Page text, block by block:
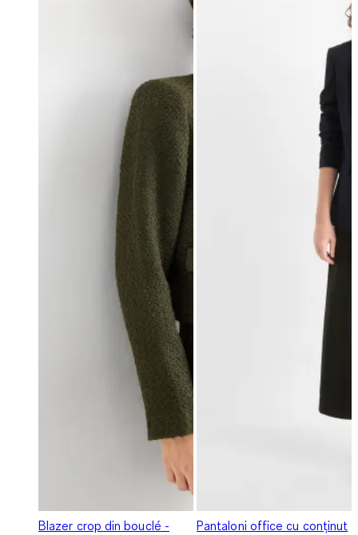
Blazer crop din bouclé -
Pantaloni office cu conținut